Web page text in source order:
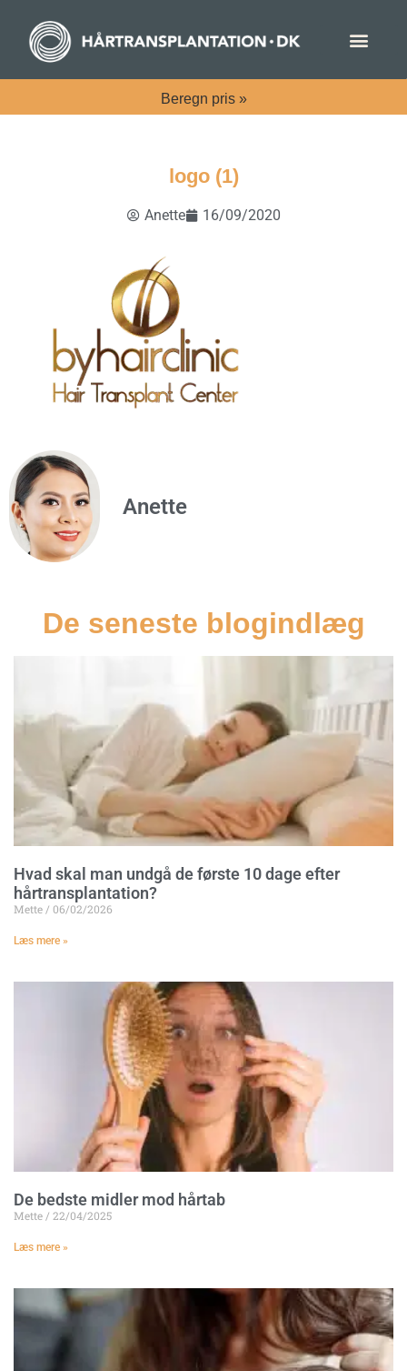
Beregn pris »
logo (1)
Anette 16/09/2020
Anette
De seneste blogindlæg
Hvad skal man undgå de første 10 dage efter
hårtransplantation?
Mette 06/02/2026
Læs mere »
De bedste midler mod hårtab
Mette 22/04/2025
Læs mere »